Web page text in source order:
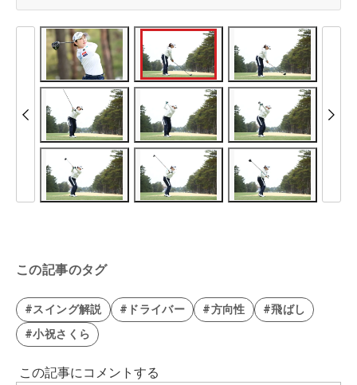
この記事のタグ
#スイング解説 #ドライバー #方向性
#飛ばし
#小祝さくら